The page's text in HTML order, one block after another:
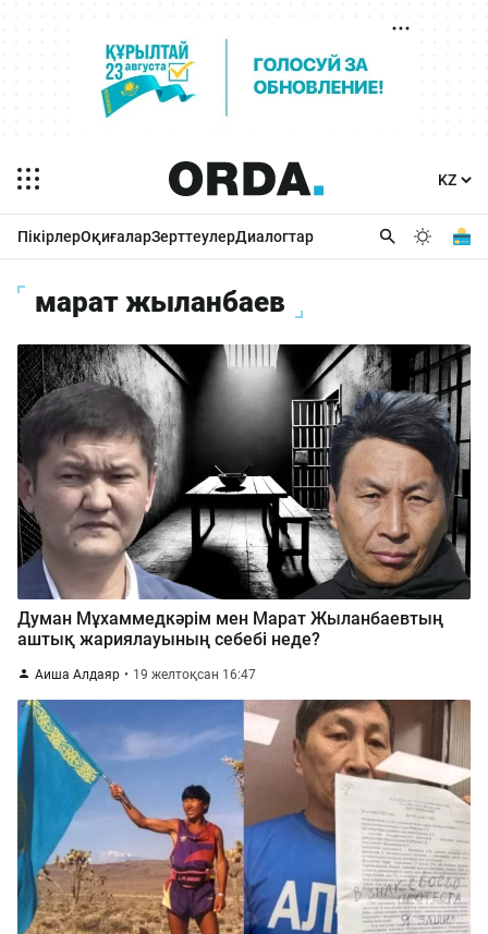
ПікірлерОқиғаларЗерттеулерДиалогтар
марат жыланбаев
Думан Мұхаммедкәрім мен Марат Жыланбаевтың
аштық жариялауының себебі неде?
Аиша Алдаяр 19 желтоқсан 16:47